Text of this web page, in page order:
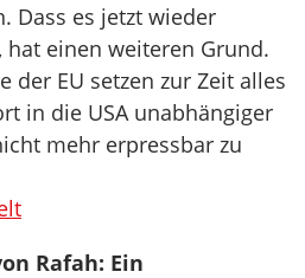
Dass es jetzt wieder
einen weiteren Grund.
der EU setzen zur Zeit alles
in die USA unabhängiger
mehr erpressbar zu
Rafah: Ein